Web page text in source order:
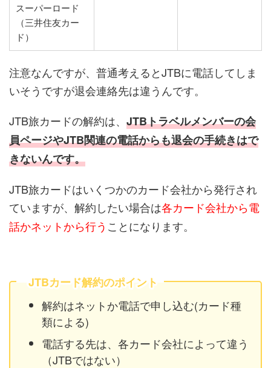
スーパーロード
（三井住友カー
ド）
注意なんですが、普通考えるとJTBに電話してしま
いそうですが退会連絡先は違うんです。
JTB旅カードの解約は、 JTBトラベルメンバーの会
員ページやJTB関連の電話からも退会の手続きはで
きないんです。
JTB旅カードはいくつかのカード会社から発行され
ていますが、解約したい場合は各カード会社から電
話かネットから行う ことになります。
JTBカード解約のポイント
解約はネットか電話で申し込む(カード種
類による)
電話する先は、各カード会社によって違う
（JTBではない）